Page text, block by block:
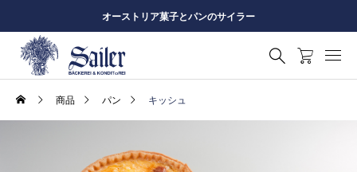
オーストリア菓子とパンのサイラー
商品 パン キッシュ